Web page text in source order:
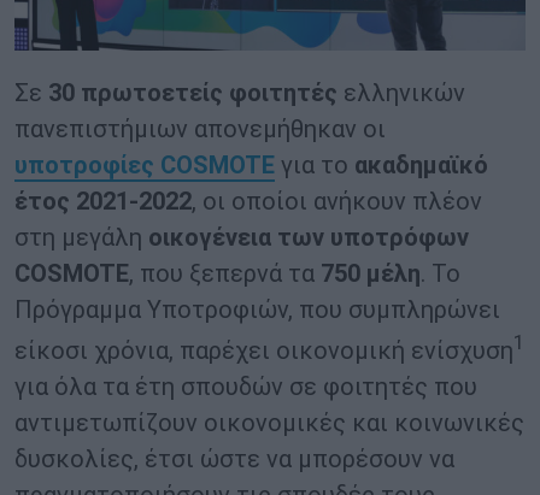
Σε 30 πρωτοετείς φοιτητές ελληνικών
πανεπιστήμιων απονεμήθηκαν οι
υποτροφίες COSMOTE για το ακαδημαϊκό
έτος 2021-2022, οι οποίοι ανήκουν πλέον
στη μεγάλη οικογένεια των υποτρόφων
COSMOTE, που ξεπερνά τα 750 μέλη. Το
Πρόγραμμα Υποτροφιών, που συμπληρώνει
είκοσι χρόνια, παρέχει οικονομική ενίσχυση1
για όλα τα έτη σπουδών σε φοιτητές που
αντιμετωπίζουν οικονομικές και κοινωνικές
δυσκολίες, έτσι ώστε να μπορέσουν να